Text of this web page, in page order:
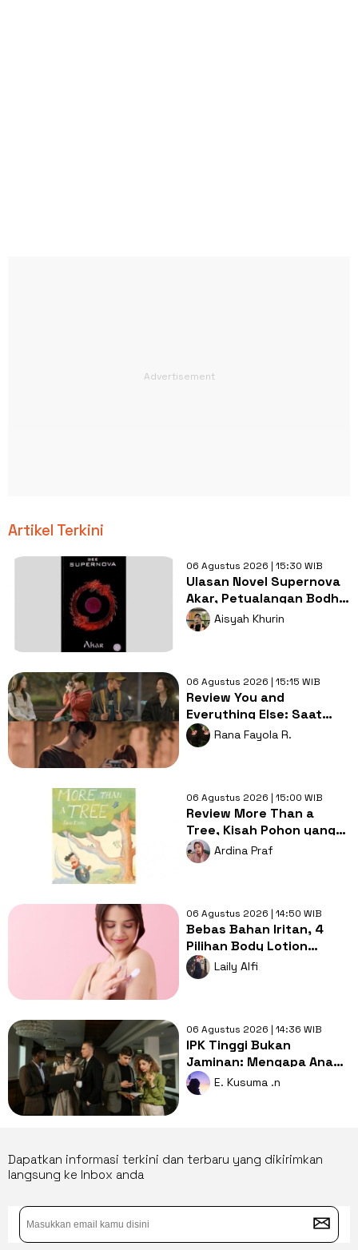
Artikel Terkini
06 Agustus 2026 | 15:30 WIB
Ulasan Novel Supernova
Akar, Petualangan Bodhi
Mencari Jati Diri
Aisyah Khurin
06 Agustus 2026 | 15:15 WIB
Review You and
Everything Else: Saat
Persahabatan Jadi
Sumber Luka Dalam
Rana Fayola R.
06 Agustus 2026 | 15:00 WIB
Review More Than a
Tree, Kisah Pohon yang
Mengajarkan Arti
Kehilangan
Ardina Praf
06 Agustus 2026 | 14:50 WIB
Bebas Bahan Iritan, 4
Pilihan Body Lotion
Fragrance-Free untuk
Kulit Eksim
Laily Alfi
06 Agustus 2026 | 14:36 WIB
IPK Tinggi Bukan
Jaminan: Mengapa Anak
Pintar Sering Tertinggal
dari yang Biasa Saja?
E. Kusuma .n
Dapatkan informasi terkini dan terbaru yang dikirimkan
langsung ke Inbox anda